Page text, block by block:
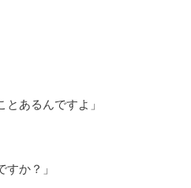
とあるんですよ」
すか？」